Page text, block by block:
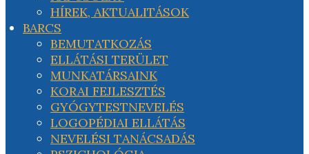
HÍREK, AKTUALITÁSOK
BARCS
BEMUTATKOZÁS
ELLÁTÁSI TERÜLET
MUNKATÁRSAINK
KORAI FEJLESZTÉS
GYÓGYTESTNEVELÉS
LOGOPÉDIAI ELLÁTÁS
NEVELÉSI TANÁCSADÁS